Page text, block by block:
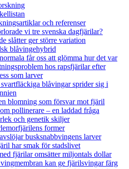
och referenser
vi tre svenska dagfjärilar?
slåtter ger större variation
blåvingehybrid
får oss att glömma hur det var
hos rapsfjärilar efter
som larver
svartfläckiga blåvingar sprider sig i
blomning som försvar mot fjäril
pollinerare – en laddad fråga
och genetik skiljer
former
busksnabbvingens larver
har smak för stadslivet
fjärilar omsätter miljontals dollar
kan ge fjärilsvingar färg